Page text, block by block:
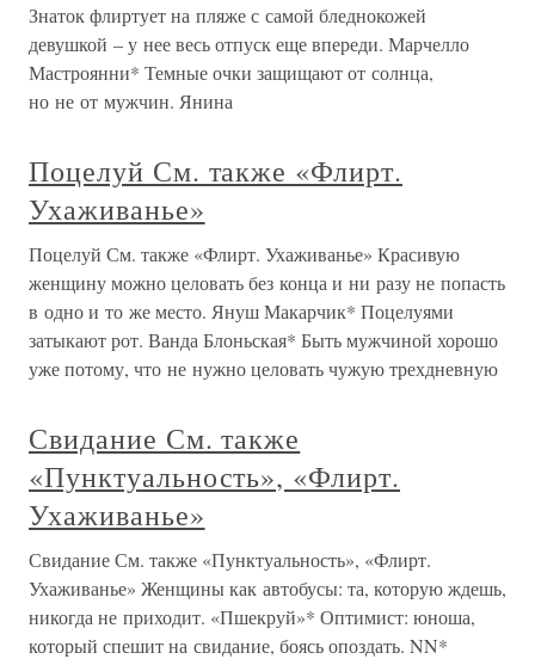
Знаток флиртует на пляже с самой бледнокожей
девушкой – у нее весь отпуск еще впереди. Марчелло
Мастроянни* Темные очки защищают от солнца,
но не от мужчин. Янина
Поцелуй См. также «Флирт.
Ухаживанье»
Поцелуй См. также «Флирт. Ухаживанье» Красивую
женщину можно целовать без конца и ни разу не попасть
в одно и то же место. Януш Макарчик* Поцелуями
затыкают рот. Ванда Блоньская* Быть мужчиной хорошо
уже потому, что не нужно целовать чужую трехдневную
Свидание См. также
«Пунктуальность», «Флирт.
Ухаживанье»
Свидание См. также «Пунктуальность», «Флирт.
Ухаживанье» Женщины как автобусы: та, которую ждешь,
никогда не приходит. «Пшекруй»* Оптимист: юноша,
который спешит на свидание, боясь опоздать. NN*